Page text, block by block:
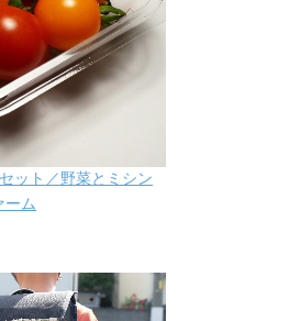
ット／野菜とミシン
ーム